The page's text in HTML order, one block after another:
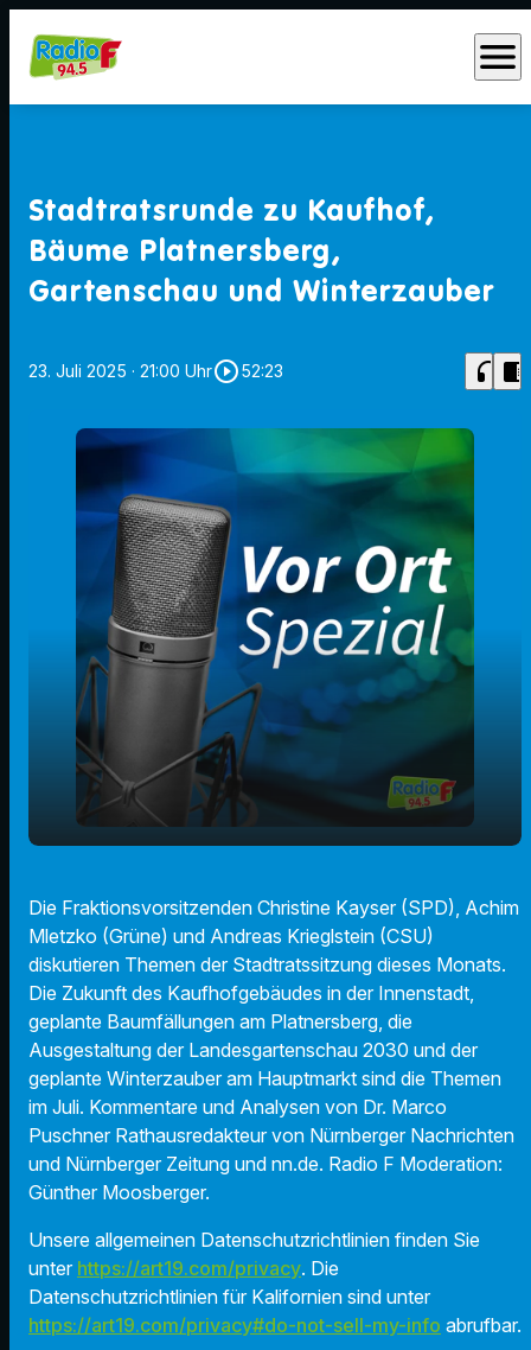
menu
Stadtratsrunde zu Kaufhof,
Bäume Platnersberg,
Gartenschau und Winterzauber
23. Juli 2025 · 21:00 Uhrplay_circle_outline52:23 headphones chrome_reader_mode
play_arrow Platnersberg, Gartenschau und
Winterzauber
00:00 52:23
Die Fraktionsvorsitzenden Christine Kayser (SPD), Achim
Mletzko (Grüne) und Andreas Krieglstein (CSU)
diskutieren Themen der Stadtratssitzung dieses Monats.
Die Zukunft des Kaufhofgebäudes in der Innenstadt,
geplante Baumfällungen am Platnersberg, die
Ausgestaltung der Landesgartenschau 2030 und der
geplante Winterzauber am Hauptmarkt sind die Themen
im Juli. Kommentare und Analysen von Dr. Marco
Puschner Rathausredakteur von Nürnberger Nachrichten
und Nürnberger Zeitung und nn.de. Radio F Moderation:
Günther Moosberger.
Unsere allgemeinen Datenschutzrichtlinien finden Sie
unter https://art19.com/privacy. Die
Datenschutzrichtlinien für Kalifornien sind unter
https://art19.com/privacy#do-not-sell-my-info abrufbar.